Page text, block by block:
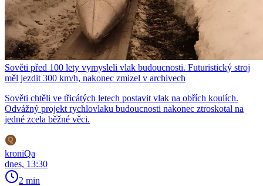
Sověti před 100 lety vymysleli vlak budoucnosti. Futuristický stroj
měl jezdit 300 km/h, nakonec zmizel v archivech
Sověti chtěli ve třicátých letech postavit vlak na obřích koulích.
Odvážný projekt rychlovlaku budoucnosti nakonec ztroskotal na
jedné zcela běžné věci.
kroniQa
dnes, 13:30
2 min